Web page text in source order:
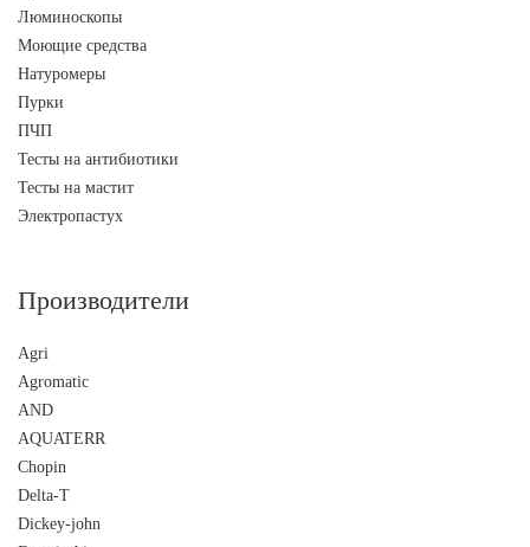
Люминоскопы
Моющие средства
Натуромеры
Пурки
ПЧП
Тесты на антибиотики
Тесты на мастит
Электропастух
Производители
Agri
Agromatic
AND
AQUATERR
Chopin
Delta-T
Dickey-john